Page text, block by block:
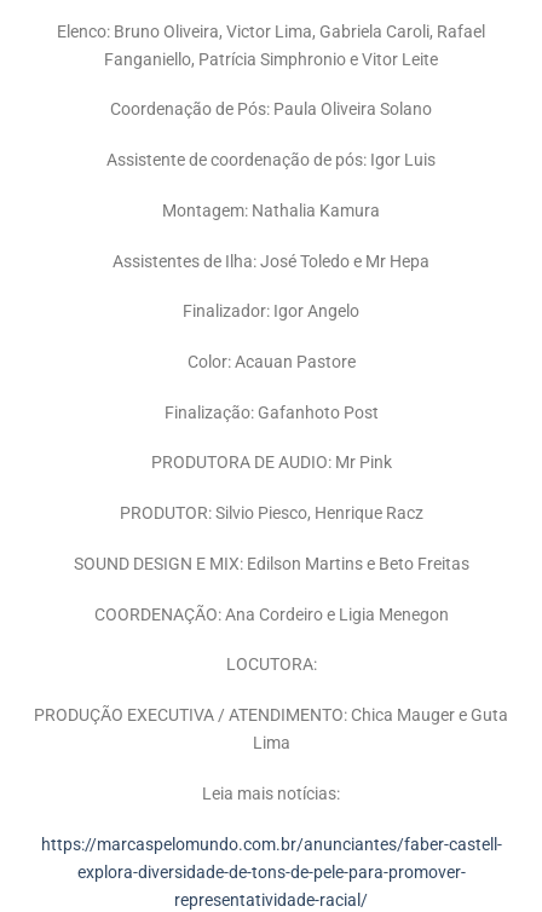
Elenco: Bruno Oliveira, Victor Lima, Gabriela Caroli, Rafael
Fanganiello, Patrícia Simphronio e Vitor Leite
Coordenação de Pós: Paula Oliveira Solano
Assistente de coordenação de pós: Igor Luis
Montagem: Nathalia Kamura
Assistentes de Ilha: José Toledo e Mr Hepa
Finalizador: Igor Angelo
Color: Acauan Pastore
Finalização: Gafanhoto Post
PRODUTORA DE AUDIO: Mr Pink
PRODUTOR: Silvio Piesco, Henrique Racz
SOUND DESIGN E MIX: Edilson Martins e Beto Freitas
COORDENAÇÃO: Ana Cordeiro e Ligia Menegon
LOCUTORA:
PRODUÇÃO EXECUTIVA / ATENDIMENTO: Chica Mauger e Guta
Lima
Leia mais notícias:
https://marcaspelomundo.com.br/anunciantes/faber-castell-
explora-diversidade-de-tons-de-pele-para-promover-
representatividade-racial/